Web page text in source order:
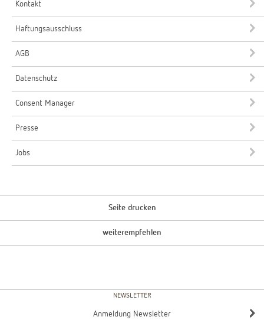
Kontakt
Haftungsausschluss
AGB
Datenschutz
Consent Manager
Presse
Jobs
Seite drucken
weiterempfehlen
NEWSLETTER
Anmeldung Newsletter